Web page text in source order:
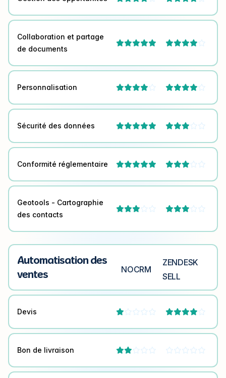
Collaboration et partage
de documents
 
Personnalisation  
Sécurité des données  
Conformité réglementaire  
Geotools - Cartographie
des contacts
 
Automatisation des
ventes
NOCRM
ZENDESK
SELL
Devis  
Bon de livraison  